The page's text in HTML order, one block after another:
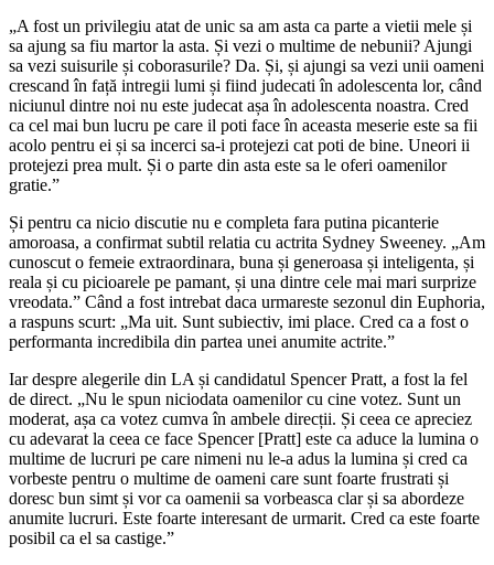
„A fost un privilegiu atat de unic sa am asta ca parte a vietii mele și
sa ajung sa fiu martor la asta. Și vezi o multime de nebunii? Ajungi
sa vezi suisurile și coborasurile? Da. Și, și ajungi sa vezi unii oameni
crescand în față intregii lumi și fiind judecati în adolescenta lor, când
niciunul dintre noi nu este judecat așa în adolescenta noastra. Cred
ca cel mai bun lucru pe care il poti face în aceasta meserie este sa fii
acolo pentru ei și sa incerci sa-i protejezi cat poti de bine. Uneori ii
protejezi prea mult. Și o parte din asta este sa le oferi oamenilor
gratie.”
Și pentru ca nicio discutie nu e completa fara putina picanterie
amoroasa, a confirmat subtil relatia cu actrita Sydney Sweeney. „Am
cunoscut o femeie extraordinara, buna și generoasa și inteligenta, și
reala și cu picioarele pe pamant, și una dintre cele mai mari surprize
vreodata.” Când a fost intrebat daca urmareste sezonul din Euphoria,
a raspuns scurt: „Ma uit. Sunt subiectiv, imi place. Cred ca a fost o
performanta incredibila din partea unei anumite actrite.”
Iar despre alegerile din LA și candidatul Spencer Pratt, a fost la fel
de direct. „Nu le spun niciodata oamenilor cu cine votez. Sunt un
moderat, așa ca votez cumva în ambele direcții. Și ceea ce apreciez
cu adevarat la ceea ce face Spencer [Pratt] este ca aduce la lumina o
multime de lucruri pe care nimeni nu le-a adus la lumina și cred ca
vorbeste pentru o multime de oameni care sunt foarte frustrati și
doresc bun simt și vor ca oamenii sa vorbeasca clar și sa abordeze
anumite lucruri. Este foarte interesant de urmarit. Cred ca este foarte
posibil ca el sa castige.”